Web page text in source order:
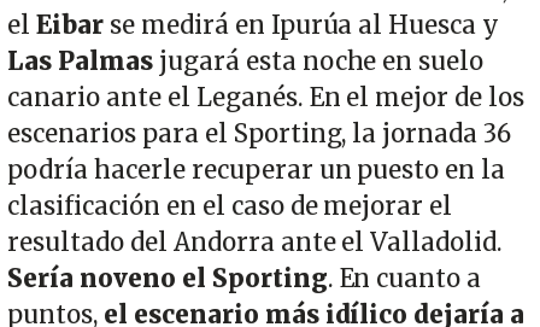
el Eibarse medirá en Ipurúa al Huesca y
Las Palmasjugará esta noche en suelo
canario ante el Leganés. En el mejor de los
escenarios para el Sporting, la jornada 36
podría hacerle recuperar un puesto en la
clasificación en el caso de mejorar el
resultado del Andorra ante el Valladolid.
Sería noveno el Sporting. En cuanto a
puntos,el escenario más idílico dejaría a